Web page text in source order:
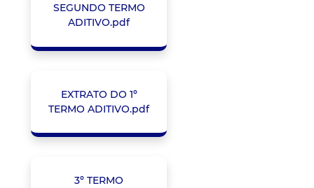
SEGUNDO TERMO
ADITIVO.pdf
EXTRATO DO 1º
TERMO ADITIVO.pdf
3º TERMO